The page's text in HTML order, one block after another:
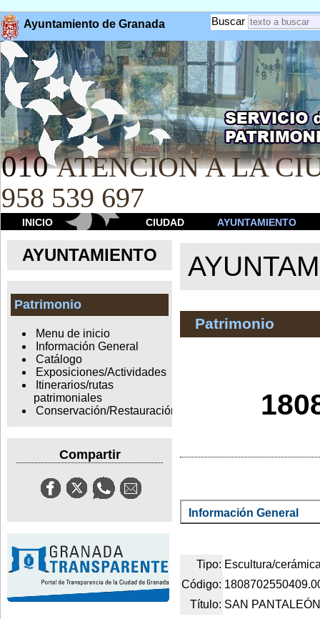
Ayuntamiento de Granada Buscar
010 ATENCION A LA
958 539 697
INICIO CIUDAD AYUNTAMIENTO
AYUNTAMIENTO
Patrimonio
Menu de inicio
Información General
Catálogo
Exposiciones/Actividades
Itinerarios/rutas
patrimoniales
Conservación/Restauración
Compartir
Patrimonio
Información General
Tipo: Escultura/
Código:
Título: SAN PANTALEÓN